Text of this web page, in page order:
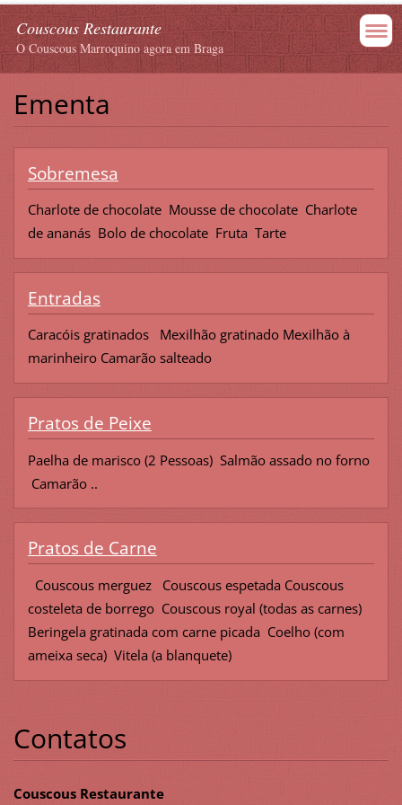
Couscous Restaurante
O Couscous Marroquino agora em Braga
Ementa
Sobremesa
Charlote de chocolate Mousse de chocolate Charlote
de ananás Bolo de chocolate Fruta Tarte
Entradas
Caracóis gratinados Mexilhão gratinado Mexilhão à
marinheiro Camarão salteado
Pratos de Peixe
Paelha de marisco (2 Pessoas) Salmão assado no forno
Camarão ..
Pratos de Carne
Couscous merguez Couscous espetada Couscous
costeleta de borrego Couscous royal (todas as carnes)
Beringela gratinada com carne picada Coelho (com
ameixa seca) Vitela (a blanquete)
Contatos
Couscous Restaurante